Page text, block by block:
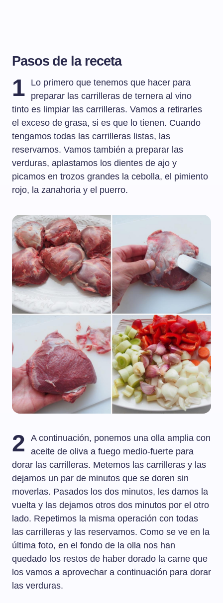
Pasos de la receta
1
Lo primero que tenemos que hacer para
preparar las carrilleras de ternera al vino
tinto es limpiar las carrilleras. Vamos a retirarles
el exceso de grasa, si es que lo tienen. Cuando
tengamos todas las carrilleras listas, las
reservamos. Vamos también a preparar las
verduras, aplastamos los dientes de ajo y
picamos en trozos grandes la cebolla, el pimiento
rojo, la zanahoria y el puerro.
2
A continuación, ponemos una olla amplia con
aceite de oliva a fuego medio-fuerte para
dorar las carrilleras. Metemos las carrilleras y las
dejamos un par de minutos que se doren sin
moverlas. Pasados los dos minutos, les damos la
vuelta y las dejamos otros dos minutos por el otro
lado. Repetimos la misma operación con todas
las carrilleras y las reservamos. Como se ve en la
última foto, en el fondo de la olla nos han
quedado los restos de haber dorado la carne que
los vamos a aprovechar a continuación para dorar
las verduras.